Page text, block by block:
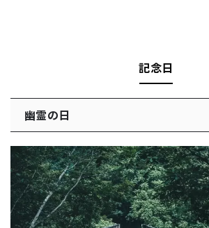
記念日
幽霊の日